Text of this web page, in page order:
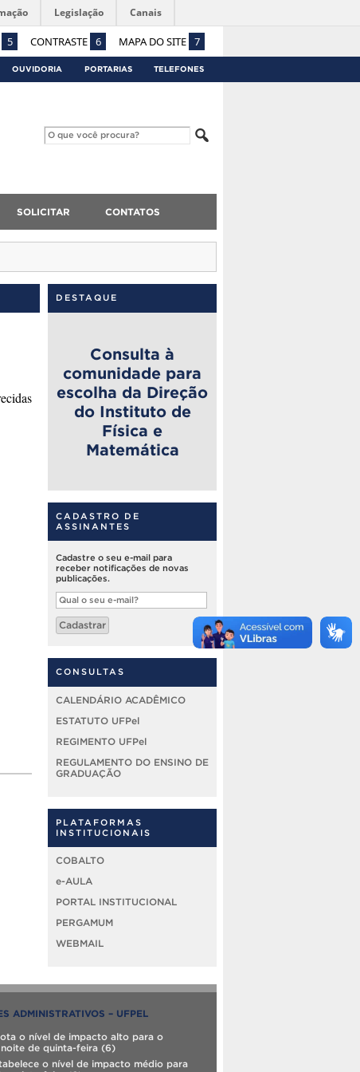
5 CONTRASTE 6 MAPA DO SITE 7
Legislação Canais
OUVIDORIA PORTARIAS TELEFONES
SOLICITAR CONTATOS
DESTAQUE
Consulta à
comunidade para
escolha da Direção
do Instituto de
Física e
Matemática
CADASTRO DE
ASSINANTES
Cadastre o seu e-mail para
receber notificações de novas
publicações.
Qual
o
seu
e-
Cadastrar
CONSULTAS
CALENDÁRIO ACADÊMICO
ESTATUTO UFPel
REGIMENTO UFPel
REGULAMENTO DO ENSINO DE
GRADUAÇÃO
PLATAFORMAS
INSTITUCIONAIS
COBALTO
e-AULA
PORTAL INSTITUCIONAL
PERGAMUM
WEBMAIL
ADMINISTRATIVOS – UFPEL
o nível de impacto alto para o
de quinta-feira (6)
o nível de impacto médio para